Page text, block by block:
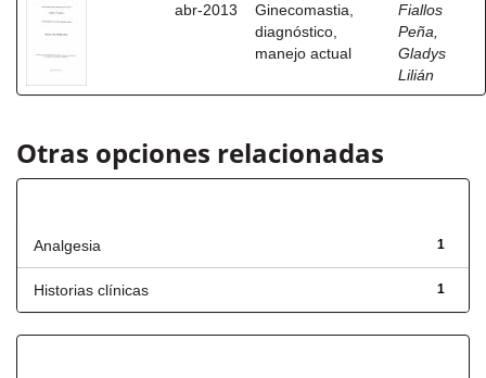
abr-2013
Ginecomastia,
diagnóstico,
manejo actual
Fiallos
Peña,
Gladys
Lilián
Otras opciones relacionadas
1
Analgesia
1
Historias clínicas